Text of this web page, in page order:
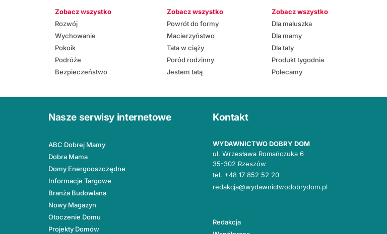
Zobacz wszystko
Rozwój
Wychowanie
Pokoik
Podróże
Bezpieczeństwo
Zobacz wszystko
Powrót do formy
Macierzyństwo
Tata w ciąży
Poród rodzinny
Jestem tatą
Zobacz wszystko
Dla maluszka
Dla mamy
Dla taty
Produkt tygodnia
Polecamy
Nasze serwisy internetowe
ABC Dobrej Mamy
Dobra Mama
Domy Energooszczędne
Informacje Targowe
Branża Budowlana
Nowy Magazyn
Otoczenie Domu
Projekty Domów
Kontakt
WYDAWNICTWO DOBRY DOM
ul. Wrzesława Romańczuka 6
35-302 Rzeszów
tel. +48 17 852 52 20
redakcja@wydawnictwodobrydom.pl
Redakcja